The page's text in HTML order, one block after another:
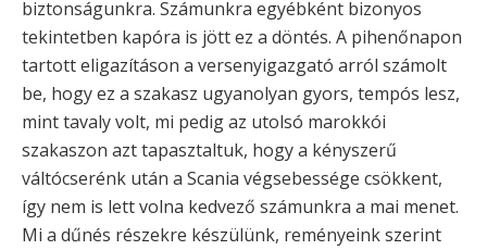
biztonságunkra. Számunkra egyébként bizonyos
tekintetben kapóra is jött ez a döntés. A pihenőnapon
tartott eligazításon a versenyigazgató arról számolt
be, hogy ez a szakasz ugyanolyan gyors, tempós lesz,
mint tavaly volt, mi pedig az utolsó marokkói
szakaszon azt tapasztaltuk, hogy a kényszerű
váltócserénk után a Scania végsebessége csökkent,
így nem is lett volna kedvező számunkra a mai menet.
Mi a dűnés részekre készülünk, reményeink szerint